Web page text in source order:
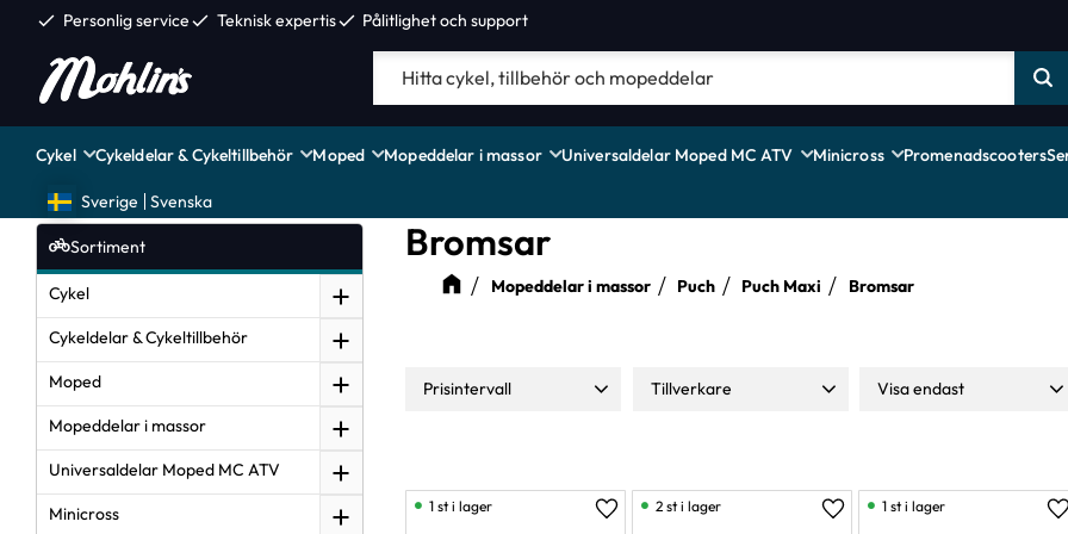
check Personlig servicecheck Teknisk expertischeck Pålitlighet och support
Cykel Cykeldelar & Cykeltillbehör Moped Mopeddelar i massor Universaldelar Moped MC ATV Minicross Promenadscooters
Sverige Svenska
Bromsar
Mopeddelar i massor Puch Puch Maxi Bromsar
Prisintervall
Tillverkare
Visa endast
Lägg till i favoriter
1 st i lager
Lägg till i favoriter
2 st i lager 1 st i lager
Sortiment
Cykel
Cykeldelar & Cykeltillbehör
Moped
Mopeddelar i massor
Universaldelar Moped MC ATV
Minicross